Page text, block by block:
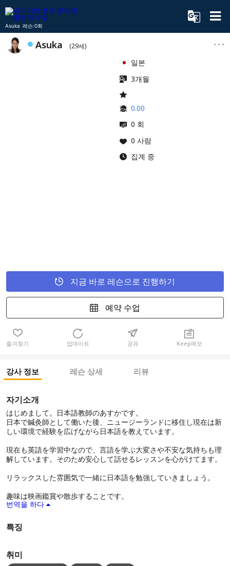
Asuka 레슨:0회
Asuka (29세)
일본
3개월
0.00
0 회
0 사람
집계 중
지금 바로 레슨으로 진행하기
예약 수업
즐겨찾기 업데이트 공유 Keep메모
강사 정보 레슨 상세 리뷰
자기소개
はじめまして。日本語教師のあすかです。
日本で鍼灸師として働いた後、ニュージーランドに移住し現在は新
しい環境で経験を広げながら日本語を教えています。
現在も英語を学習中なので、言語を学ぶ大変さや不安な気持ちも理
解しています。そのため安心して話せるレッスンを心がけてます。
リラックスした雰囲気で一緒に日本語を勉強していきましょう。
趣味は映画鑑賞や散歩することです。
번역을 하다
특징
취미